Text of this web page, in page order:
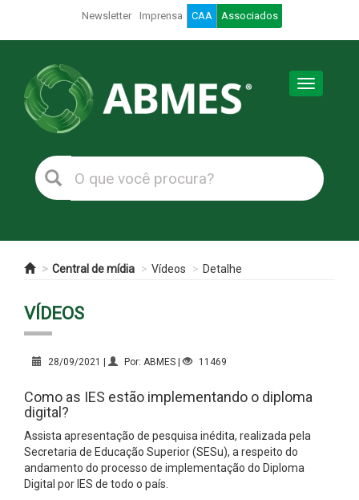
Newsletter Imprensa CAA Associados
Toggle
Central de mídia Vídeos Detalhe
VÍDEOS
28/09/2021 | Por: ABMES | 11469
Como as IES estão implementando o diploma
digital?
Assista apresentação de pesquisa inédita, realizada pela
Secretaria de Educação Superior (SESu), a respeito do
andamento do processo de implementação do Diploma
Digital por IES de todo o país.